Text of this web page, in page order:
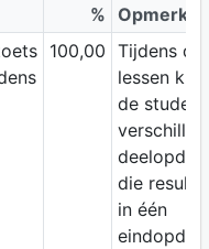
%
100,00 Tijdens de
lessen
de
die
in één